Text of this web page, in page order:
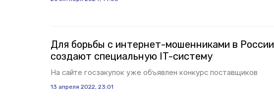
Для борьбы с интернет-мошенниками в России
создают специальную IT-систему
На сайте госзакупок уже объявлен конкурс поставщиков
13 апреля 2022, 23:01